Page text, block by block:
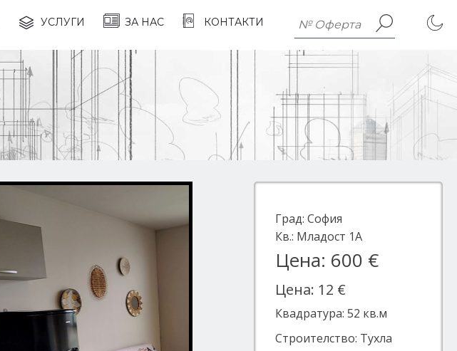
УСЛУГИ ЗА НАС КОНТАКТИ
Град:София
Кв.: Младост 1А
Цена: 600 €
Цена: 12 €
Квадратура:52 кв.м
Строителство: Тухла